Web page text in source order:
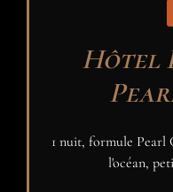
Hôtel
1 nuit, formule Pearl
l'océan,